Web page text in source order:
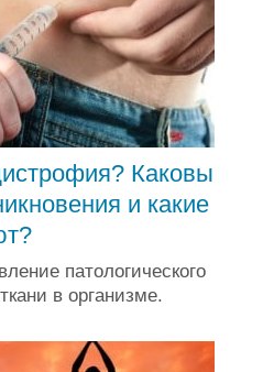
Каковы
и какие
патологического
в организме.